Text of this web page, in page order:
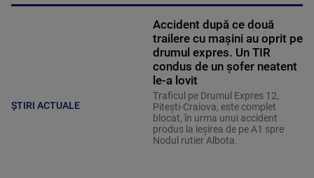
ȘTIRI ACTUALE
Accident după ce două
trailere cu mașini au oprit pe
drumul expres. Un TIR
condus de un șofer neatent
le-a lovit
Traficul pe Drumul Expres 12,
Pitești-Craiova, este complet
blocat, în urma unui accident
produs la ieșirea de pe A1 spre
Nodul rutier Albota.